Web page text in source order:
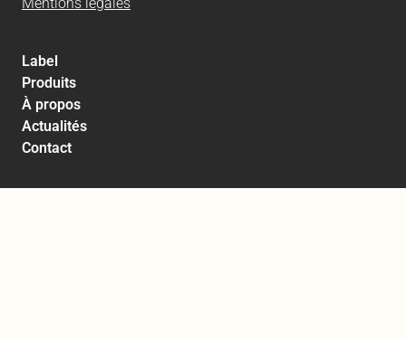
Label
Produits
À propos
Actualités
Contact